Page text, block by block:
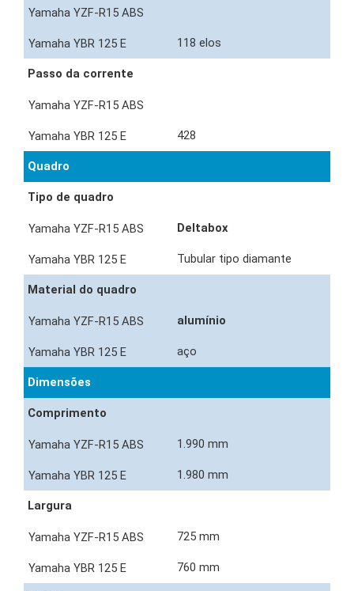
118 elos
Passo da corrente
428
Quadro
Tipo de quadro
Deltabox
Tubular tipo diamante
Material do quadro
alumínio
aço
Dimensões
Comprimento
1.990 mm
1.980 mm
Largura
725 mm
760 mm